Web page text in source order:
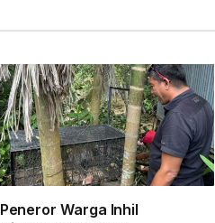
Peneror Warga Inhil